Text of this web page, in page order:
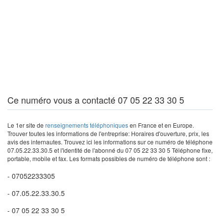
Ce numéro vous a contacté 07 05 22 33 30 5
Le 1er site de renseignements téléphoniquesen France et en Europe.
Trouver toutes les informations de l'entreprise: Horaires d'ouverture, prix, les
avis des internautes. Trouvez ici les informations sur ce numéro de téléphone
07.05.22.33.30.5 et l'identité de l'abonné du 07 05 22 33 30 5 Téléphone fixe,
portable, mobile et fax. Les formats possibles de numéro de téléphone sont :
- 07052233305
- 07.05.22.33.30.5
- 07 05 22 33 30 5